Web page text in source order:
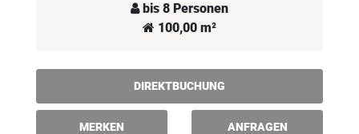
bis 8 Personen
100,00 m²
DIREKTBUCHUNG
MERKEN ANFRAGEN